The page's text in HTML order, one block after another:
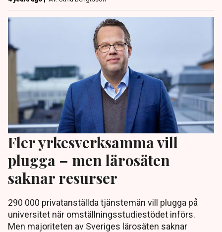
Fler yrkesverksamma vill
plugga – men lärosäten
saknar resurser
290 000 privatanställda tjänstemän vill plugga på
universitet när omställningsstudiestödet införs.
Men majoriteten av Sveriges lärosäten saknar